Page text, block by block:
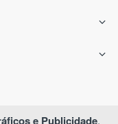
e Publicidade.